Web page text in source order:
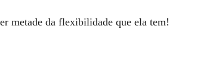
metade da flexibilidade que ela tem!